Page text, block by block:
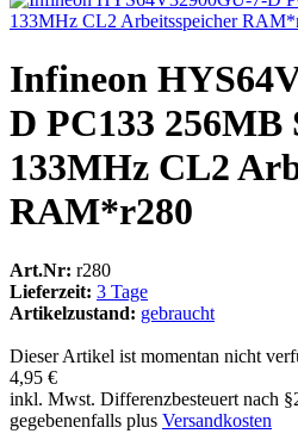
Infineon
D PC133
133MHz CL2
RAM*r280
Art.Nr: r280
Lieferzeit: 3 Tage
Artikelzustand: gebraucht
Dieser Artikel ist momentan nicht
4,95 €
inkl. Mwst. Differenzbesteuert nach
gegebenenfalls plus Versandkosten